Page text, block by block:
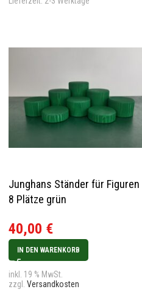
Junghans Ständer für Figuren
8 Plätze grün
40,00 €
IN DEN WARENKORB
inkl. 19 % MwSt.
zzgl. Versandkosten